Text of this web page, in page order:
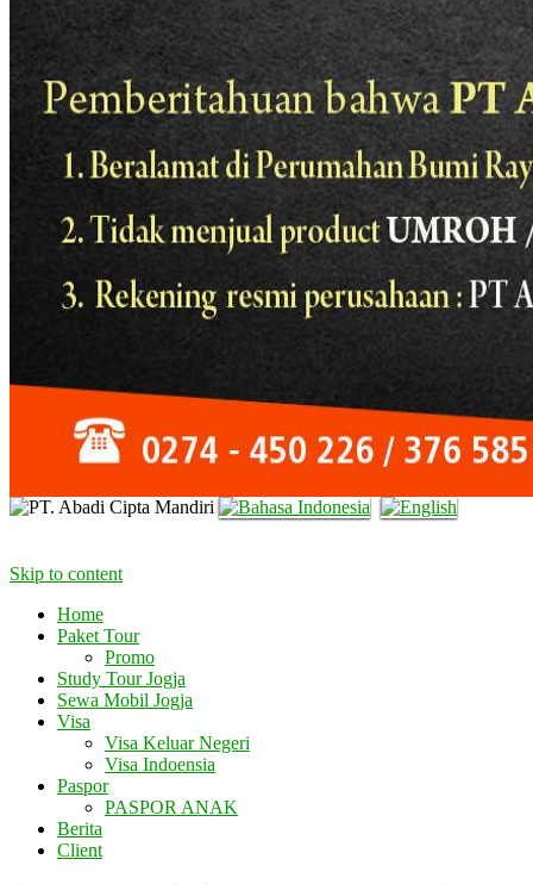
Skip to content
Home
Paket Tour
Promo
Study Tour Jogja
Sewa Mobil Jogja
Visa
Visa Keluar Negeri
Visa Indoensia
Paspor
PASPOR ANAK
Berita
Client